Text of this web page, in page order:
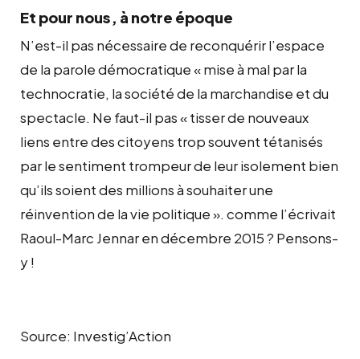
Et pour nous, à notre époque
N’est-il pas nécessaire de reconquérir l’espace
de la parole démocratique « mise à mal par la
technocratie, la société de la marchandise et du
spectacle. Ne faut-il pas « tisser de nouveaux
liens entre des citoyens trop souvent tétanisés
par le sentiment trompeur de leur isolement bien
qu’ils soient des millions à souhaiter une
réinvention de la vie politique ». comme l’écrivait
Raoul-Marc Jennar en décembre 2015 ? Pensons-
y !
Source: Investig’Action